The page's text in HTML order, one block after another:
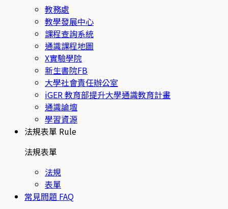
教務處
教學發展中心
課程查詢系統
通識課程地圖
X實驗學院
新生書院FB
大學社會責任辦公室
iGER 教育部提升大學通識教育計畫
通識論壇
學習資源
法規表單 Rule
法規表單
法規
表單
常見問題 FAQ